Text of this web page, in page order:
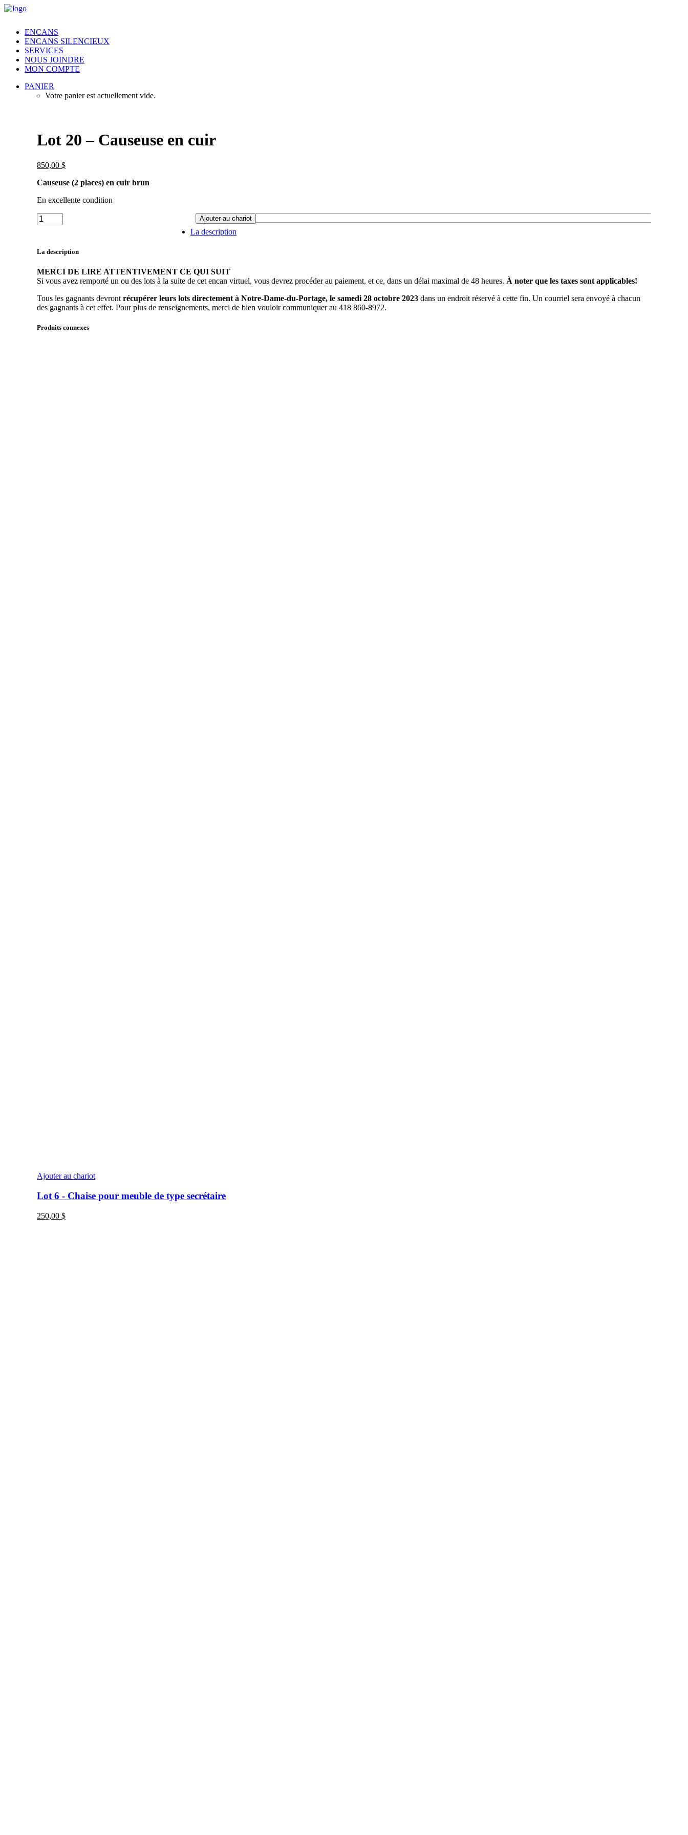
ENCANS
ENCANS SILENCIEUX
SERVICES
NOUS JOINDRE
MON COMPTE
PANIER
Votre panier est actuellement vide.
Lot 20 – Causeuse en cuir
850,00 $
Causeuse (2 places) en cuir brun
En excellente condition
Lot
20
en
quantité
Ajouter au chariot
La description
La description
MERCI DE LIRE ATTENTIVEMENT CE QUI SUIT
Si vous avez remporté un ou des lots à la suite de cet encan virtuel, vous devrez procéder au paiement, et ce, dans un délai maximal de 48 heures. À noter que les taxes sont applicables!
Tous les gagnants devront récupérer leurs lots directement à Notre-Dame-du-Portage, le samedi 28 octobre 2023 dans un endroit réservé à cette fin. Un courriel sera envoyé à chacun
des gagnants à cet effet. Pour plus de renseignements, merci de bien vouloir communiquer au 418 860-8972.
Produits connexes
Ajouter au chariot
Lot 6 - Chaise pour meuble de type secrétaire
250,00 $